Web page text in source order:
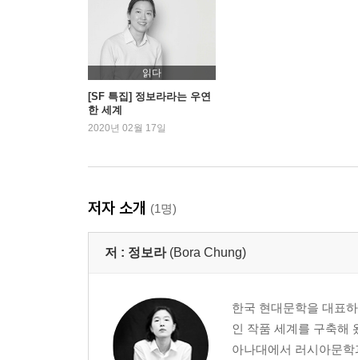
11장 추락_291
작가의 말_303
읽다
[SF 특집] 정보라라는 우연
한 세계
2020년 02월 17일
저자 소개 (1명)
저 : 정보라 (Bora Chung)
한국 현대문학을 대표
인 작품 세계를 구축해
아나대에서 러시아문